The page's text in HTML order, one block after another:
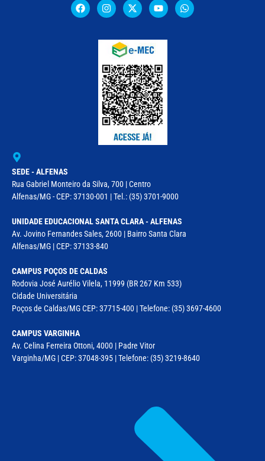
SEDE - ALFENAS
Rua Gabriel Monteiro da Silva, 700 | Centro
Alfenas/MG - CEP: 37130-001 | Tel.: (35) 3701-9000
UNIDADE EDUCACIONAL SANTA CLARA - ALFENAS
Av. Jovino Fernandes Sales, 2600 | Bairro Santa Clara
Alfenas/MG | CEP: 37133-840
CAMPUS POÇOS DE CALDAS
Rodovia José Aurélio Vilela, 11999 (BR 267 Km 533)
Cidade Universitária
Poços de Caldas/MG CEP: 37715-400 | Telefone: (35) 3697-4600
CAMPUS VARGINHA
Av. Celina Ferreira Ottoni, 4000 | Padre Vitor
Varginha/MG | CEP: 37048-395 | Telefone: (35) 3219-8640